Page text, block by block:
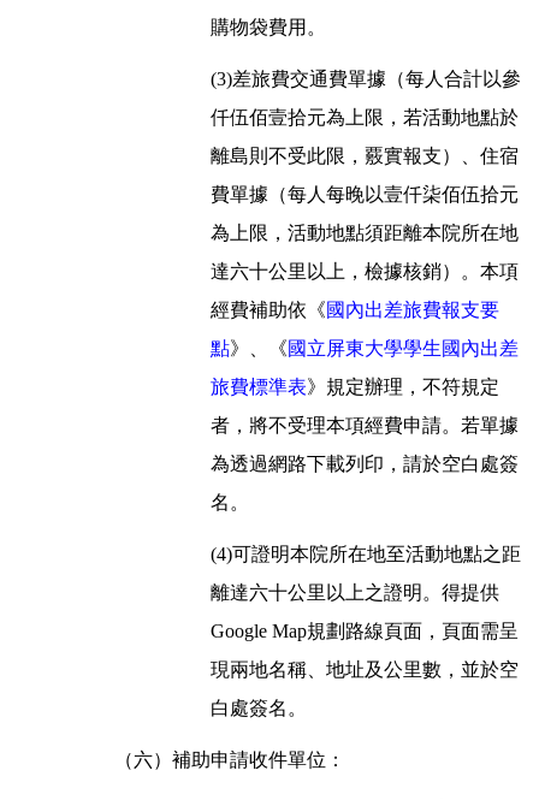
購物袋費用。
(3)差旅費交通費單據（每人合計以參
仟伍佰壹拾元為上限，若活動地點於
離島則不受此限，覈實報支）、住宿
費單據（每人每晚以壹仟柒佰伍拾元
為上限，活動地點須距離本院所在地
達六十公里以上，檢據核銷）。本項
經費補助依《國內出差旅費報支要
點》、《國立屏東大學學生國內出差
旅費標準表》規定辦理，不符規定
者，將不受理本項經費申請。若單據
為透過網路下載列印，請於空白處簽
名。
(4)可證明本院所在地至活動地點之距
離達六十公里以上之證明。得提供
Google Map規劃路線頁面，頁面需呈
現兩地名稱、地址及公里數，並於空
白處簽名。
（六）補助申請收件單位：